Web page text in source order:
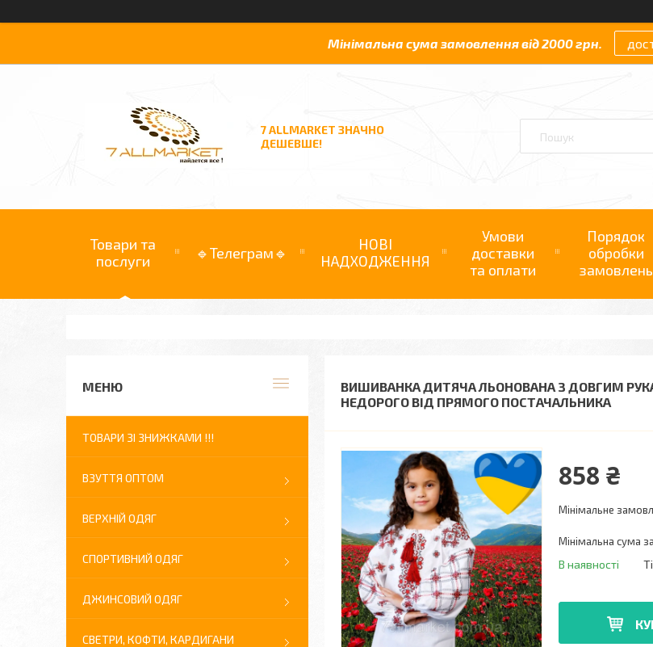
Мінімальна сума замовлення від 2000 грн.
7 ALLMARKET ЗНАЧНО
ДЕШЕВШЕ!
Товари та
послуги
🔹Телеграм🔹
НОВІ
НАДХОДЖЕННЯ
Умови
доставки
та оплати
Порядок
обробки
замовлень
ВИШИВАНКА ДИТЯЧА ЛЬОНОВАНА З ДОВГИМ
НЕДОРОГО ВІД ПРЯМОГО ПОСТАЧАЛЬНИКА
858 ₴
Мінімальне
Мінімальна сума
В наявності
ТОВАРИ ЗІ ЗНИЖКАМИ !!!
ВЗУТТЯ ОПТОМ
ВЕРХНІЙ ОДЯГ
СПОРТИВНИЙ ОДЯГ
ДЖИНСОВИЙ ОДЯГ
СВЕТРИ, КОФТИ, КАРДИГАНИ